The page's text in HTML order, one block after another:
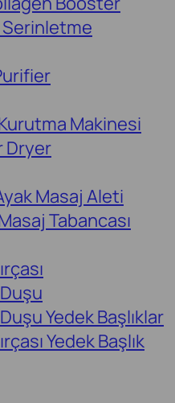
Serinletme
Makinesi
Dryer
Masaj Aleti
Tabancası
Yedek Başlıklar
Yedek Başlık